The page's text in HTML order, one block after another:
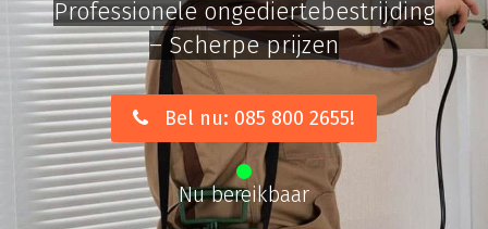
Professionele ongediertebestrijding
– Scherpe prijzen
Bel nu: 085 800 2655!
Nu bereikbaar